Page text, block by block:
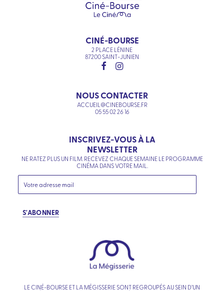
CINÉ-BOURSE
2 PLACE LÉNINE
87200 SAINT-JUNIEN
NOUS CONTACTER
ACCUEIL@CINEBOURSE.FR
05 55 02 26 16
INSCRIVEZ-VOUS À LA
NEWSLETTER
NE RATEZ PLUS UN FILM. RECEVEZ CHAQUE SEMAINE LE PROGRAMME
CINÉMA DANS VOTRE MAIL.
S'ABONNER
LE CINÉ-BOURSE ET LA MÉGISSERIE SONT REGROUPÉS AU SEIN D’UN